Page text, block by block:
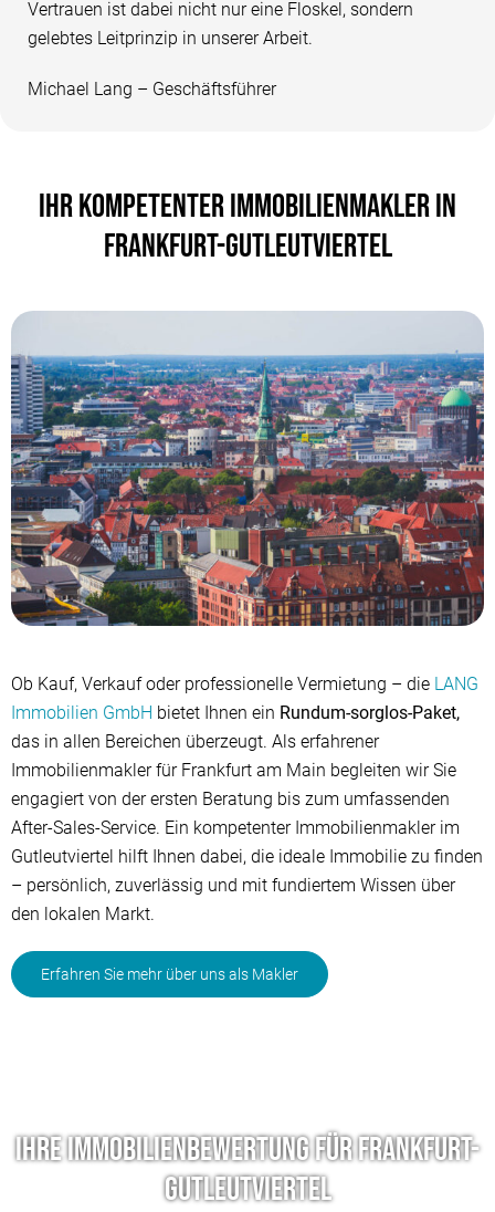
Vertrauen ist dabei nicht nur eine Floskel, sondern
gelebtes Leitprinzip in unserer Arbeit.
Michael Lang – Geschäftsführer
IHR KOMPETENTER IMMOBILIENMAKLER IN
FRANKFURT-GUTLEUTVIERTEL
Ob Kauf, Verkauf oder professionelle Vermietung – die LANG
Immobilien GmbH bietet Ihnen ein Rundum-sorglos-Paket,
das in allen Bereichen überzeugt. Als erfahrener
Immobilienmakler für Frankfurt am Main begleiten wir Sie
engagiert von der ersten Beratung bis zum umfassenden
After-Sales-Service. Ein kompetenter Immobilienmakler im
Gutleutviertel hilft Ihnen dabei, die ideale Immobilie zu finden
– persönlich, zuverlässig und mit fundiertem Wissen über
den lokalen Markt.
Erfahren Sie mehr über uns als Makler
Ihre Immobilienbewertung für Frankfurt-
Gutleutviertel